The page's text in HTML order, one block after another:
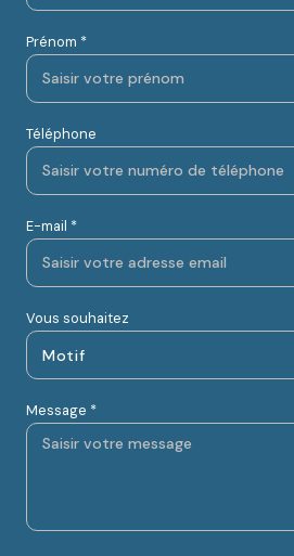
Prénom *
Téléphone
E-mail *
Vous souhaitez
Motif
Message *